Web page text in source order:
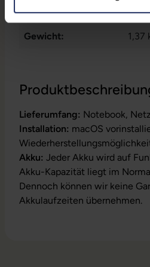
Lieferumfang: Notebook,
Installation: macOS
Akku: Jeder Akku wird auf
Akku-Kapazität liegt im
Dennoch können wir keine
Akkulaufzeiten übernehmen.
Maße (LxBxH):
Gewicht: 1,37